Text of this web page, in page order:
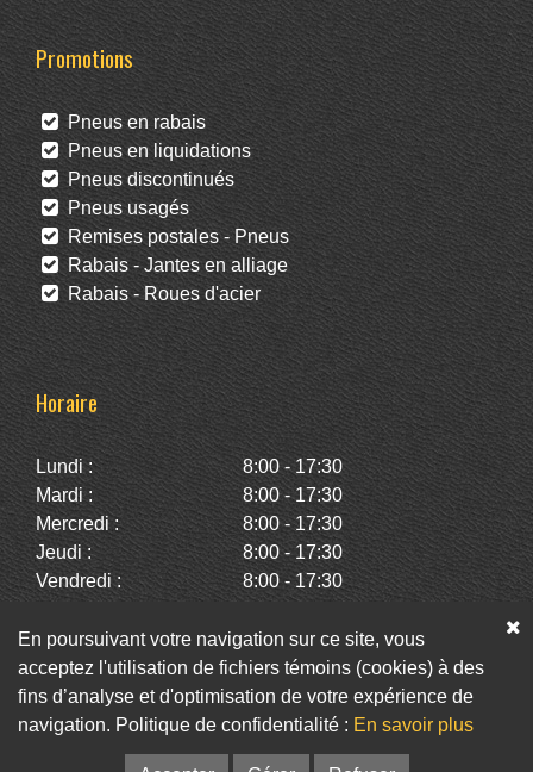
Promotions
Pneus en rabais
Pneus en liquidations
Pneus discontinués
Pneus usagés
Remises postales - Pneus
Rabais - Jantes en alliage
Rabais - Roues d'acier
Horaire
Lundi :
8:00 - 17:30
Mardi :
8:00 - 17:30
Mercredi :
8:00 - 17:30
Jeudi :
8:00 - 17:30
Vendredi :
8:00 - 17:30
Dimanche :
Fermé
Facebook Twitter Infolettre
En poursuivant votre navigation sur ce site, vous
acceptez l'utilisation de fichiers témoins (cookies) à des
fins d’analyse et d'optimisation de votre expérience de
navigation. Politique de confidentialité : En savoir plus